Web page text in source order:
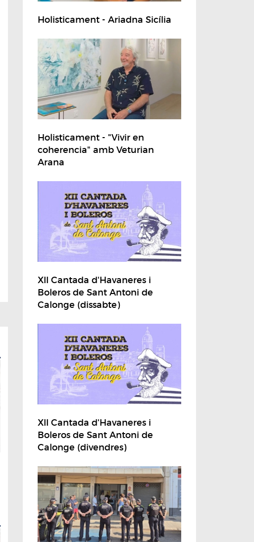
Holisticament - Ariadna Sicília
Holisticament - "Vivir en
coherencia" amb Veturian
Arana
XII Cantada d'Havaneres i
Boleros de Sant Antoni de
Calonge (dissabte)
XII Cantada d'Havaneres i
Boleros de Sant Antoni de
Calonge (divendres)